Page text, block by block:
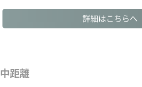
詳細はこちらへ
中距離